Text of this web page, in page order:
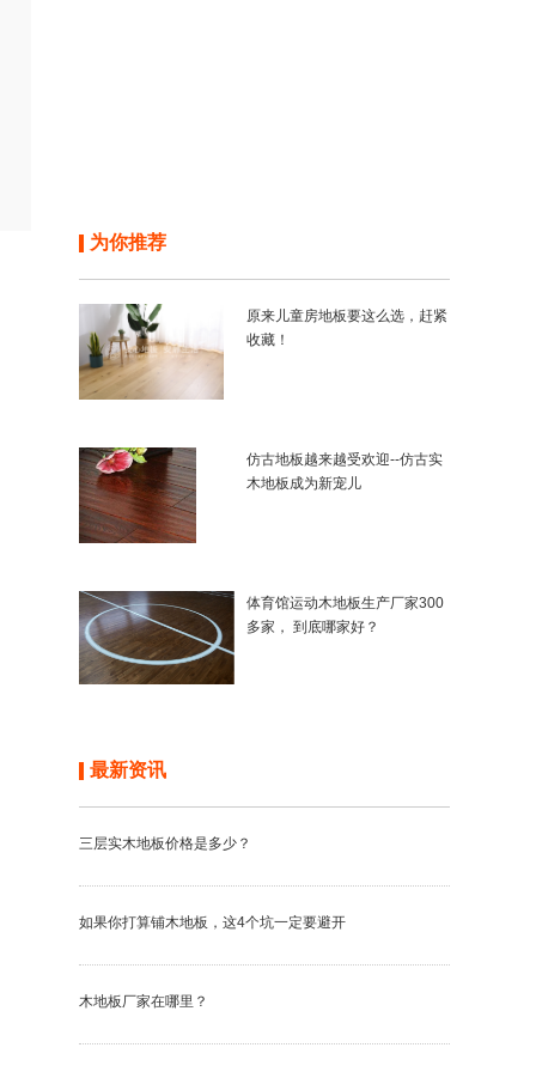
为你推荐
原来儿童房地板要这么选，赶紧
收藏！
仿古地板越来越受欢迎--仿古实
木地板成为新宠儿
体育馆运动木地板生产厂家300
多家， 到底哪家好？
最新资讯
三层实木地板价格是多少？
如果你打算铺木地板，这4个坑一定要避开
木地板厂家在哪里？